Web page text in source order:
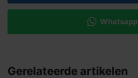
Whatsapp
Gerelateerde artikelen